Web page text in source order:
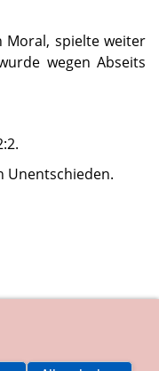
Moral, spielte weiter
wegen Abseits
Unentschieden.